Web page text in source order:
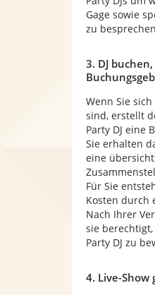
Gage sowie
zu
3. DJ
Wenn Sie
sind, erstellt
Party DJ eine
Sie erhalten
eine
Für Sie
Kosten durch
Nach Ihrer
sie
Party DJ zu
4. Live-Show